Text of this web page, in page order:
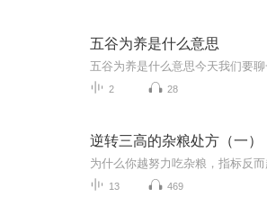
五谷为养是什么意思
2 28
逆转三高的杂粮处方（一）
13 469